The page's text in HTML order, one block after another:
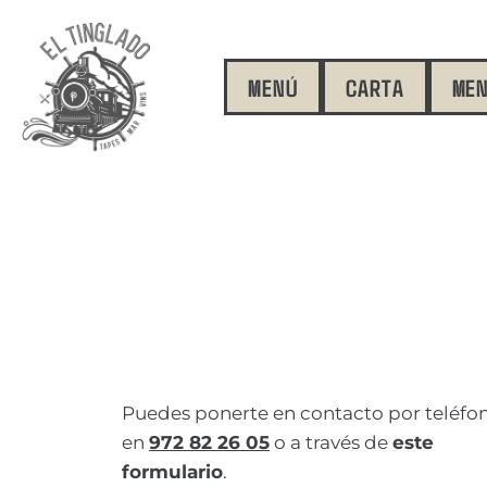
MENÚ CARTA
Puedes ponerte en contacto por
en 972 82 26 05 o a través de este
formulario.